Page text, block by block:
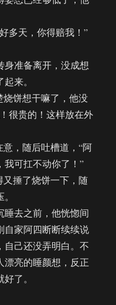
天，你得赔我！”
准备离开，没成想
来。
饼想干嘛了，他没
很贵的！这样放在外
，随后吐槽道，“阿
我可扛不动你了！”
捶了烧饼一下，随
去之前，他恍惚间
自家阿四断断续续说
自己还没弄明白。不
亮的睡颜想，反正
了。